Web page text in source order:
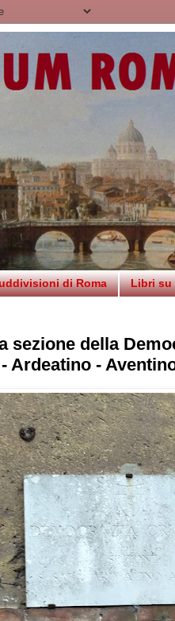
di Roma Libri su
sezione della
Ardeatino -